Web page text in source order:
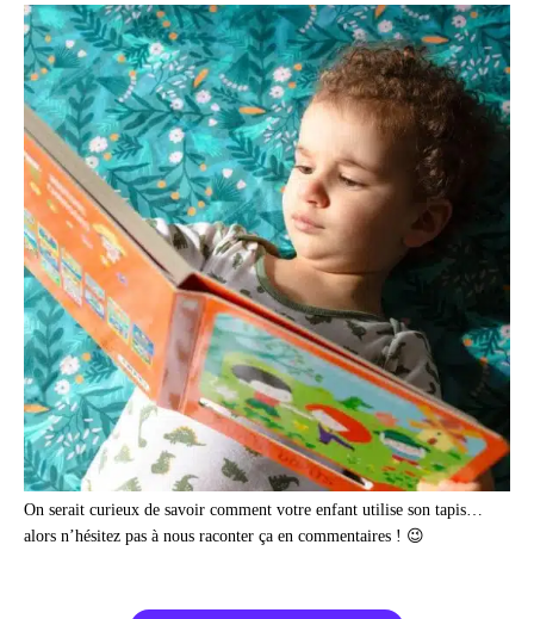
On serait curieux de savoir comment votre enfant utilise son tapis…
alors n’hésitez pas à nous raconter ça en commentaires ! 😉